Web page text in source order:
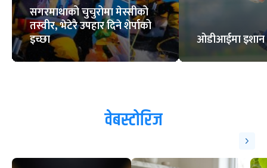
सगरमाथाको चुचुरोमा मेस्सीको
तस्वीर, भेटेरै उपहार दिने शेर्पाको
इच्छा ओडीआईमा इशान
वेबस्टोरिज